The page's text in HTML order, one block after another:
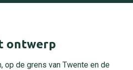
ontwerp
op de grens van Twente en de